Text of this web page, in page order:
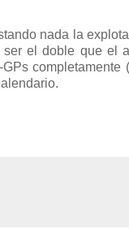
nada la
el doble que el